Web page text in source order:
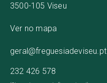
3500-105 Viseu
Ver no mapa
geral@freguesiadeviseu.pt
232 426 578